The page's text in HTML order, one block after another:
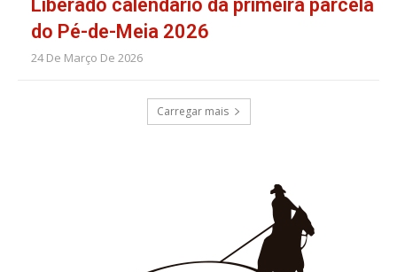
Liberado calendário da primeira parcela
do Pé-de-Meia 2026
24 De Março De 2026
Carregar mais